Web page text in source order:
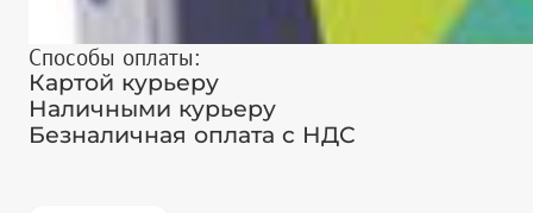
Способы оплаты:
Картой курьеру
Наличными курьеру
Безналичная оплата с НДС